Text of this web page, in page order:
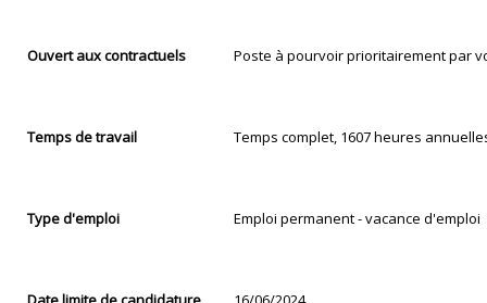
Ouvert aux contractuels Poste à pourvoir prioritairement par
Temps de travail Temps complet, 1607 heures
Type d'emploi Emploi permanent - vacance d'emploi